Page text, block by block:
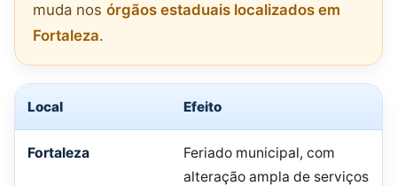
muda nos órgãos estaduais localizados em
Fortaleza.
Local Efeito
Fortaleza
Feriado municipal, com
alteração ampla de serviços